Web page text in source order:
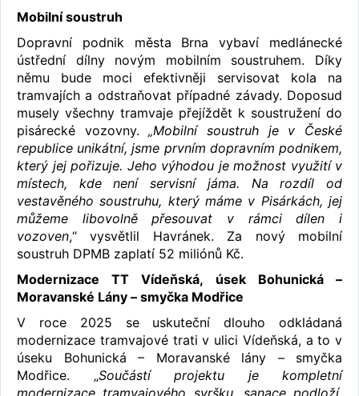
Mobilní soustruh
Dopravní podnik města Brna vybaví medlánecké
ústřední dílny novým mobilním soustruhem. Díky
němu bude moci efektivněji servisovat kola na
tramvajích a odstraňovat případné závady. Doposud
musely všechny tramvaje přejíždět k soustružení do
pisárecké vozovny.„Mobilní soustruh je v České
republice unikátní, jsme prvním dopravním podnikem,
který jej pořizuje. Jeho výhodou je možnost využití v
místech, kde není servisní jáma. Na rozdíl od
vestavěného soustruhu, který máme v Pisárkách, jej
můžeme libovolně přesouvat v rámci dílen i
vozoven,“ vysvětlil Havránek. Za nový mobilní
soustruh DPMB zaplatí 52 miliónů Kč.
Modernizace TT Vídeňská, úsek Bohunická –
Moravanské Lány – smyčka Modřice
V roce 2025 se uskuteční dlouho odkládaná
modernizace tramvajové trati v ulici Vídeňská, a to v
úseku Bohunická – Moravanské lány – smyčka
Modřice. „Součástí projektu je kompletní
modernizace tramvajového svršku, sanace podloží,